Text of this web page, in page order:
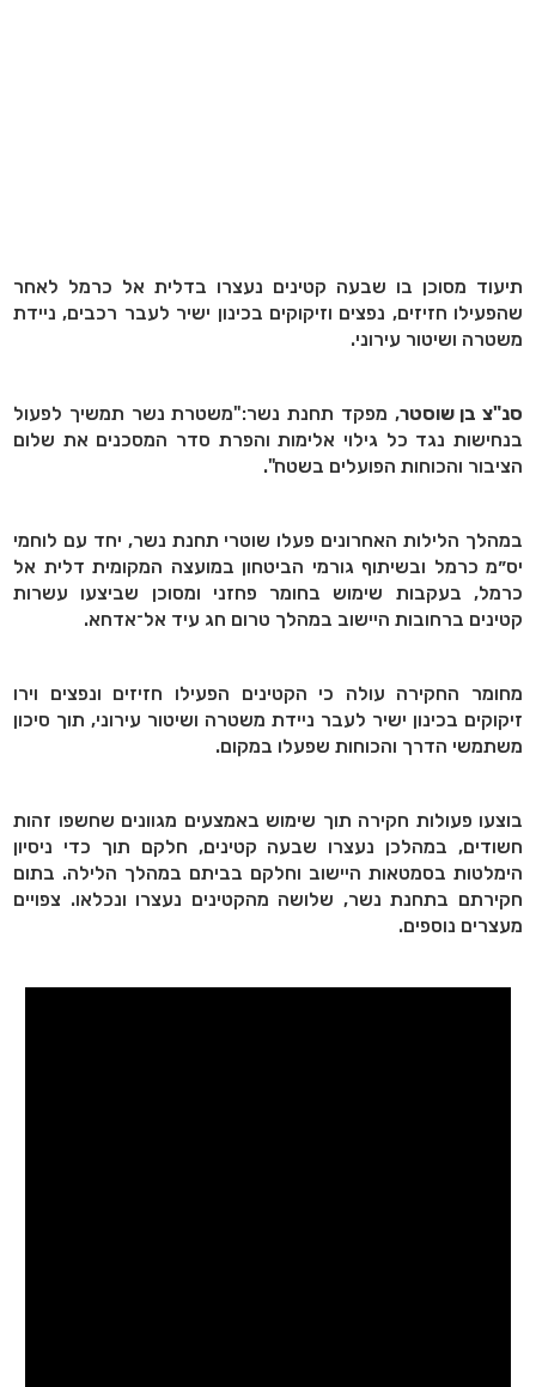
תיעוד מסוכן בו שבעה קטינים נעצרו בדלית אל כרמל לאחר
שהפעילו חזיזים, נפצים וזיקוקים בכינון ישיר לעבר רכבים, ניידת
משטרה ושיטור עירוני.
סנ"צ בן שוסטר, מפקד תחנת נשר:"משטרת נשר תמשיך לפעול
בנחישות נגד כל גילוי אלימות והפרת סדר המסכנים את שלום
הציבור והכוחות הפועלים בשטח".
במהלך הלילות האחרונים פעלו שוטרי תחנת נשר, יחד עם לוחמי
יס״מ כרמל ובשיתוף גורמי הביטחון במועצה המקומית דלית אל
כרמל, בעקבות שימוש בחומר פחזני ומסוכן שביצעו עשרות
קטינים ברחובות היישוב במהלך טרום חג עיד אל־אדחא.
מחומר החקירה עולה כי הקטינים הפעילו חזיזים ונפצים וירו
זיקוקים בכינון ישיר לעבר ניידת משטרה ושיטור עירוני, תוך סיכון
משתמשי הדרך והכוחות שפעלו במקום.
בוצעו פעולות חקירה תוך שימוש באמצעים מגוונים שחשפו זהות
חשודים, במהלכן נעצרו שבעה קטינים, חלקם תוך כדי ניסיון
הימלטות בסמטאות היישוב וחלקם בביתם במהלך הלילה. בתום
חקירתם בתחנת נשר, שלושה מהקטינים נעצרו ונכלאו. צפויים
מעצרים נוספים.